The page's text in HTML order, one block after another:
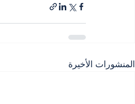
المنشورات الأخيرة